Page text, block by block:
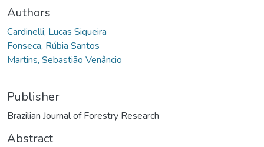
Authors
Cardinelli, Lucas Siqueira
Fonseca, Rúbia Santos
Martins, Sebastião Venâncio
Publisher
Brazilian Journal of Forestry Research
Abstract